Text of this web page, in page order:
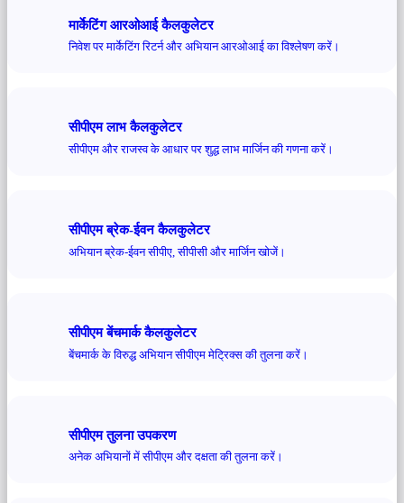
मार्केटिंग आरओआई कैलकुलेटर
निवेश पर मार्केटिंग रिटर्न और अभियान आरओआई का विश्लेषण करें।
सीपीएम लाभ कैलकुलेटर
सीपीएम और राजस्व के आधार पर शुद्ध लाभ मार्जिन की गणना करें।
सीपीएम ब्रेक-ईवन कैलकुलेटर
अभियान ब्रेक-ईवन सीपीए, सीपीसी और मार्जिन खोजें।
सीपीएम बेंचमार्क कैलकुलेटर
बेंचमार्क के विरुद्ध अभियान सीपीएम मेट्रिक्स की तुलना करें।
सीपीएम तुलना उपकरण
अनेक अभियानों में सीपीएम और दक्षता की तुलना करें।